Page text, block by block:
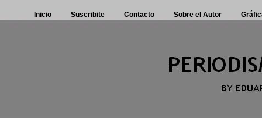
Inicio Suscribite Contacto Sobre el Autor